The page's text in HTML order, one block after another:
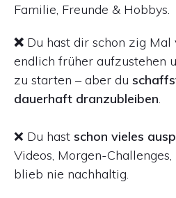
Familie, Freunde & Hobbys.
❌ Du hast dir schon zig Mal
endlich früher aufzustehen
zu starten – aber du
dauerhaft dranzubleiben.
❌ Du hast schon vieles
Videos, Morgen-
blieb nie nachhaltig.